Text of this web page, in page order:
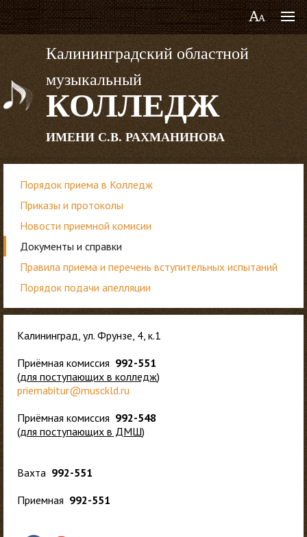
Калининградский областной
музыкальный
КОЛЛЕДЖ
ИМЕНИ С.В. РАХМАНИНОВА
Порядок приема в Колледж
Приказы и протоколы
Новости приемной комисии
Документы и справки
Правила приема и перечень вступительных испытаний
Порядок подачи апелляции
Калининград, ул. Фрунзе, 4, к.1
Приёмная комиссия 992-551
(для поступающих в колледж)
priemabitur@musckld.ru
Приёмная комиссия 992-548
(для поступающих в ДМШ)
Вахта 992-551
Приемная 992-551